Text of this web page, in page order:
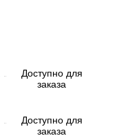
Доступно для
заказа
Доступно для
заказа